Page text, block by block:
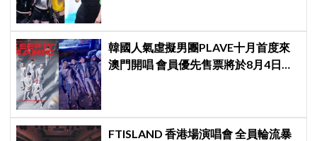
韓國人氣虛擬男團PLAVE十月首度來
澳門開唱 會員優先售票將於8月4日開
FTISLAND 香港場演唱會 全員輪流暴